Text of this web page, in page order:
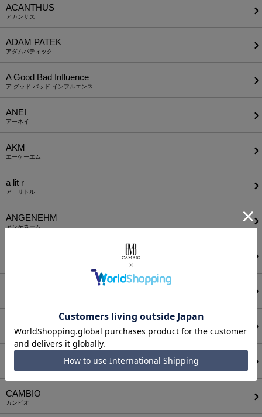
ACANTHUS
アカンサス
ADAM PATEK
アダムパティック
A Good Bad Influence
ア グッド バッド インフルエンス
ANEI
アーネイ
AKM
エーケーエム
a lit r
ア リトル
ANGENEHM
アンゲネーム
ボディソング
CALL&RESPONSE
CAMBIO
カンビオ